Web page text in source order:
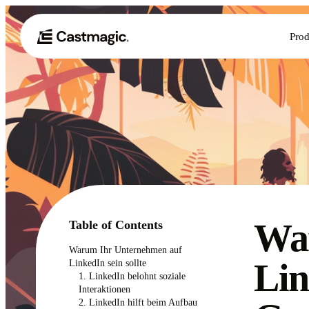
Table of Contents
Warum Ihr Unternehmen auf
LinkedIn sein sollte
1. LinkedIn belohnt soziale
Interaktionen
2. LinkedIn hilft beim Aufbau